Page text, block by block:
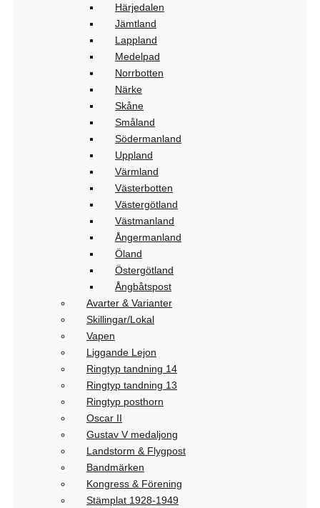
Härjedalen
Jämtland
Lappland
Medelpad
Norrbotten
Närke
Skåne
Småland
Södermanland
Uppland
Värmland
Västerbotten
Västergötland
Västmanland
Ångermanland
Öland
Östergötland
Ångbåtspost
Avarter & Varianter
Skillingar/Lokal
Vapen
Liggande Lejon
Ringtyp tandning 14
Ringtyp tandning 13
Ringtyp posthorn
Oscar II
Gustav V medaljong
Landstorm & Flygpost
Bandmärken
Kongress & Förening
Stämplat 1928-1949